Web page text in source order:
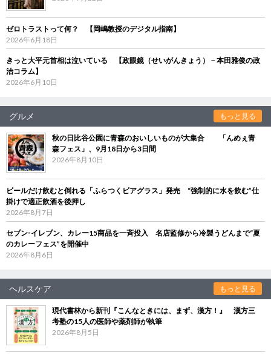
ゼロトラストって何？ 【岡嶋教授のデジタル指南】
2026年6月18日
きっと大平元首相は泣いている 【政眼鏡（せいがんきょう）－本田雅俊の政
治コラム】
2026年6月10日
グルメ もっと見る
秋の日比谷公園に青森のおいしいものが大集合 「んめぇ青
森フェス」、9月18日から3日間
2026年8月10日
ビールだけ飲むと倒れる「ふらつくビアグラス」発売 “強制的に水を飲む”仕
掛けで適正飲酒を後押し
2026年8月7日
セブン‐イレブン、カレー15商品を一斉投入 名店監修から冷製うどんまで“夏
のカレーフェス”を開催中
2026年8月6日
ヘルスケア もっと見る
現代書林から新刊『こんなときには、まず、漢方！』 漢方三
考塾の15人の医師や薬剤師が執筆
2026年8月5日